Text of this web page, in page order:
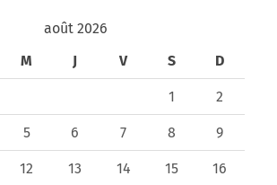
août 2026
M J V S D
1 2
5 6 7 8 9
12 13 14 15 16